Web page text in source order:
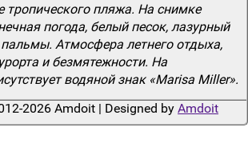
тропического пляжа. На снимке
погода, белый песок, лазурный
Атмосфера летнего отдыха,
и безмятежности. На
водяной знак «Marisa Miller».
2026 Amdoit | Designed by Amdoit